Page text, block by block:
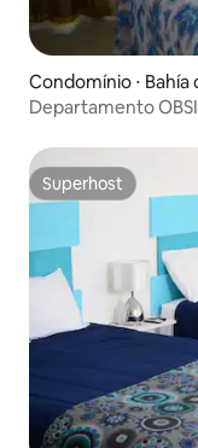
Condomínio ⋅ Bahía
Departamento
Superhost
Superhost